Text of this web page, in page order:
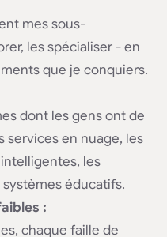
mes sous-
les spécialiser - en
que je conquiers.
dont les gens ont de
services en nuage, les
les
éducatifs.
:
chaque faille de